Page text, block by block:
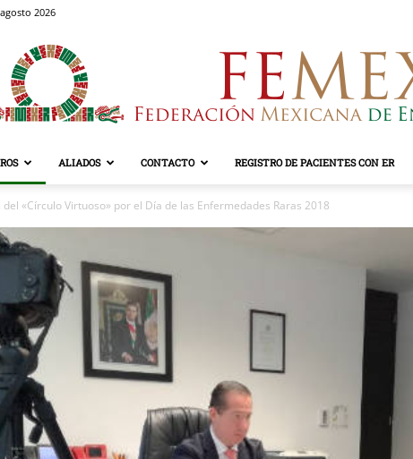
2026
ALIADOS CONTACTO REGISTRO DE PACIENTES CON ER
del «Círculo Virtuoso» por el Día de las Enfermedades Raras 2018